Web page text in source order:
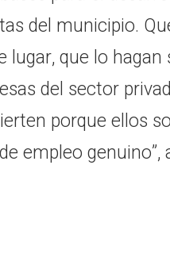
del municipio.
lugar, que lo hagan
del sector
porque ellos
empleo genuino”,